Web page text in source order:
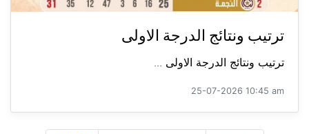
ترتيب ونتائج الدرجة الاولى
ترتيب ونتائج الدرجة الاولى ...
25-07-2026 10:45 am